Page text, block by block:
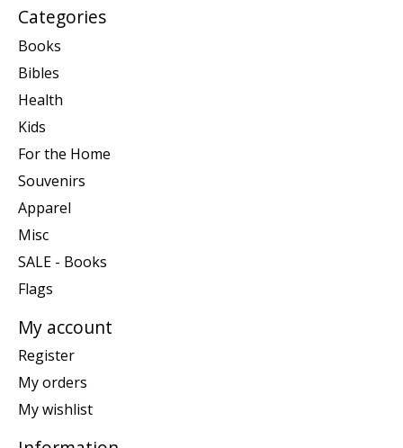
Categories
Books
Bibles
Health
Kids
For the Home
Souvenirs
Apparel
Misc
SALE - Books
Flags
My account
Register
My orders
My wishlist